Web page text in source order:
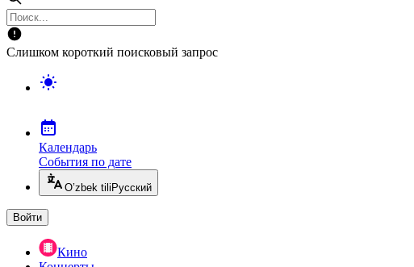
Слишком короткий поисковый запрос
Календарь
События по дате
O’zbek tili Русский
Войти
Кино